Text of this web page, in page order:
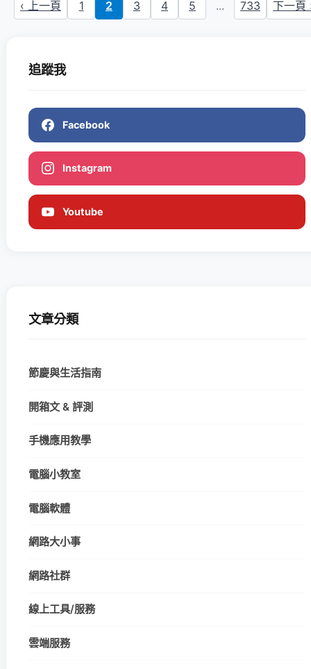
‹ 上一頁 1 2 3 4 5 ... 733 下一頁
追蹤我
Facebook
Instagram
Youtube
文章分類
節慶與生活指南
開箱文 & 評測
手機應用教學
電腦小教室
電腦軟體
網路大小事
網路社群
線上工具/服務
雲端服務